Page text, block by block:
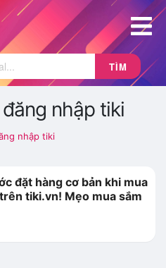
TÌM
nhập tiki
nhập tiki
đặt hàng cơ bản khi mua
tiki.vn! Mẹo mua sắm